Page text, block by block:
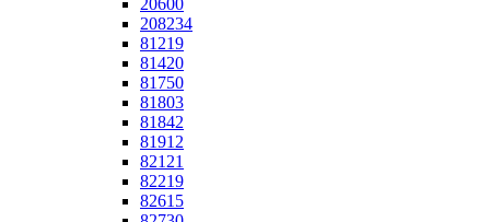
20600
208234
81219
81420
81750
81803
81842
81912
82121
82219
82615